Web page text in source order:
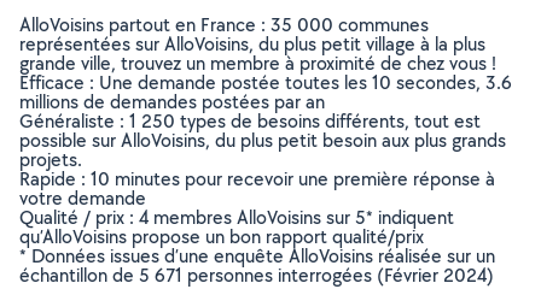
AlloVoisins partout en France : 35 000 communes
représentées sur AlloVoisins, du plus petit village à la plus
grande ville, trouvez un membre à proximité de chez vous !
Efficace : Une demande postée toutes les 10 secondes, 3.6
millions de demandes postées par an
Généraliste : 1 250 types de besoins différents, tout est
possible sur AlloVoisins, du plus petit besoin aux plus grands
projets.
Rapide : 10 minutes pour recevoir une première réponse à
votre demande
Qualité / prix : 4 membres AlloVoisins sur 5* indiquent
qu’AlloVoisins propose un bon rapport qualité/prix
* Données issues d’une enquête AlloVoisins réalisée sur un
échantillon de 5 671 personnes interrogées (Février 2024)